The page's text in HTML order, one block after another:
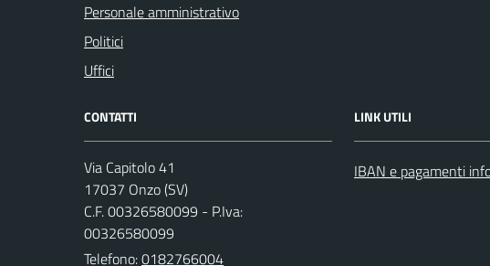
Personale amministrativo
Politici
Uffici
CONTATTI
Via Capitolo 41
17037 Onzo (SV)
C.F. 00326580099 - P.Iva:
00326580099
Telefono:0182766004
LINK UTILI
IBAN e pagamenti